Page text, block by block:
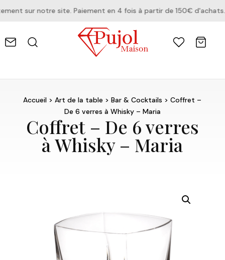
sur notre site. Paiement en 4 fois à partir de 150€ d'achats.
Accueil >Art de la table >Bar & Cocktails > Coffret –
De 6 verres à Whisky – Maria
Coffret – De 6 verres
à Whisky – Maria